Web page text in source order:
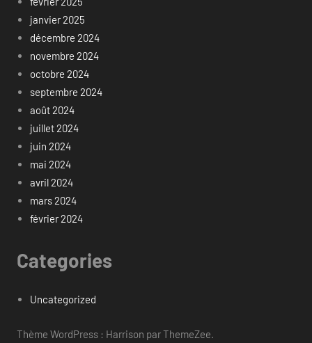
janvier 2025
décembre 2024
novembre 2024
octobre 2024
septembre 2024
août 2024
juillet 2024
juin 2024
mai 2024
avril 2024
mars 2024
février 2024
Categories
Uncategorized
Thème WordPress : Harrison par ThemeZee.